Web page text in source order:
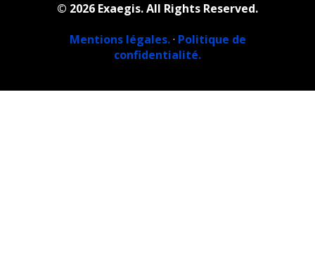
© 2026 Exaegis. All Rights Reserved.
Mentions légales.· Politique de
confidentialité.